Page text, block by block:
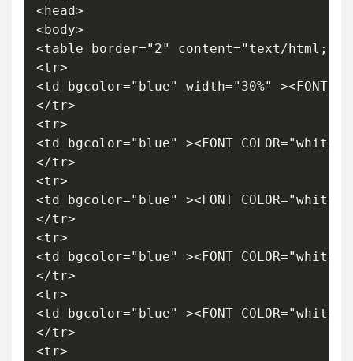
<head>
<body>
<table border="2" content="text/html;
<tr>
<td bgcolor="blue" width="30%" ><FONT
</tr>
<tr>
<td bgcolor="blue" ><FONT
</tr>
<tr>
<td bgcolor="blue" ><FONT
</tr>
<tr>
<td bgcolor="blue" ><FONT
</tr>
<tr>
<td bgcolor="blue" ><FONT
</tr>
<tr>